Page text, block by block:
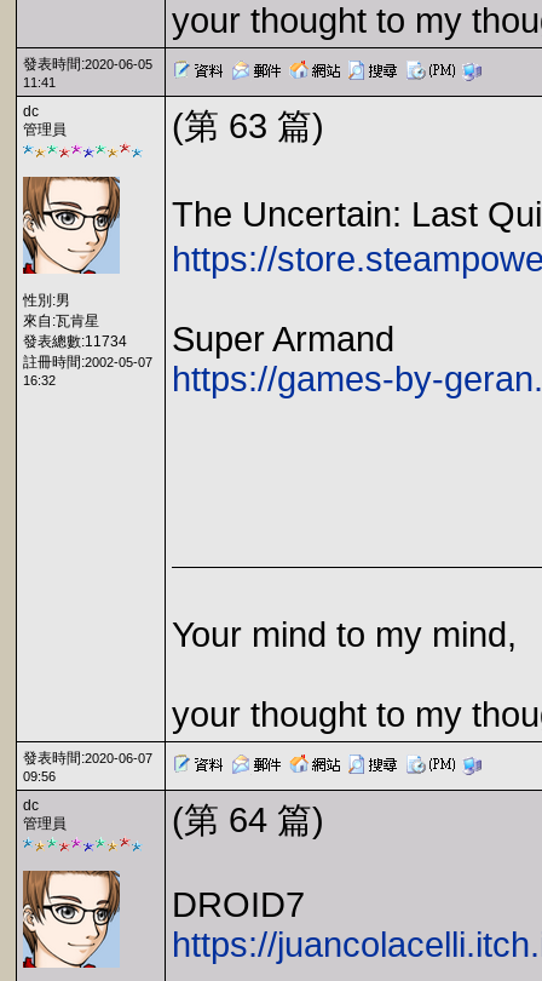
your thought to my
發表時間:2020-06-05
11:41
dc
管理員
性別:男
來自:瓦肯星
發表總數:11734
註冊時間:2002-05-07
16:32
(第 63 篇)
The Uncertain: Last
https://
Super Armand
https://games-by-
Your mind to my mind,
your thought to my
發表時間:2020-06-07
09:56
dc
管理員
(第 64 篇)
DROID7
https://